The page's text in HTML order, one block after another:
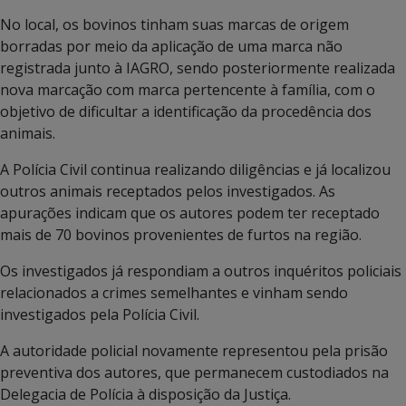
No local, os bovinos tinham suas marcas de origem
borradas por meio da aplicação de uma marca não
registrada junto à IAGRO, sendo posteriormente realizada
nova marcação com marca pertencente à família, com o
objetivo de dificultar a identificação da procedência dos
animais.
A Polícia Civil continua realizando diligências e já localizou
outros animais receptados pelos investigados. As
apurações indicam que os autores podem ter receptado
mais de 70 bovinos provenientes de furtos na região.
Os investigados já respondiam a outros inquéritos policiais
relacionados a crimes semelhantes e vinham sendo
investigados pela Polícia Civil.
A autoridade policial novamente representou pela prisão
preventiva dos autores, que permanecem custodiados na
Delegacia de Polícia à disposição da Justiça.